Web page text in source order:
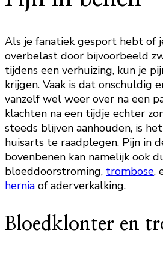
Als je fanatiek gesport hebt of
overbelast door bijvoorbeeld
tijdens een verhuizing, kun je
krijgen. Vaak is dat onschuldig
vanzelf wel weer over na een
klachten na een tijdje echter
steeds blijven aanhouden, is
huisarts te raadplegen. Pijn in
bovenbenen kan namelijk ook
bloeddoorstroming, trombose,
hernia of aderverkalking.
Bloedklonter en